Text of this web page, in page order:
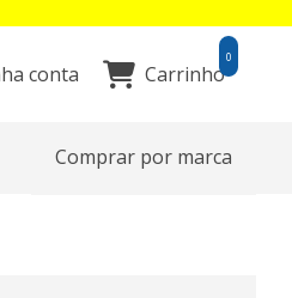
conta Carrinho
0
Comprar por marca